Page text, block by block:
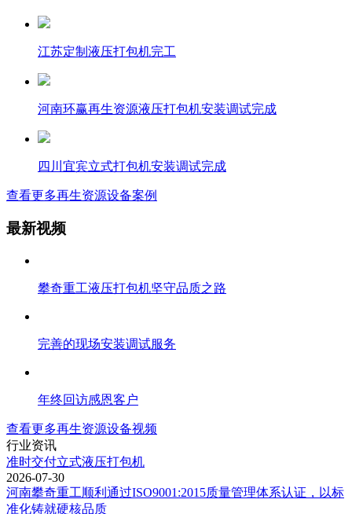
江苏定制液压打包机完工
河南环赢再生资源液压打包机安装调试完成
四川宜宾立式打包机安装调试完成
查看更多再生资源设备案例
最新视频
攀奇重工液压打包机坚守品质之路
完善的现场安装调试服务
年终回访感恩客户
查看更多再生资源设备视频
行业资讯
准时交付立式液压打包机
2026-07-30
河南攀奇重工顺利通过ISO9001:2015质量管理体系认证，以标
准化铸就硬核品质